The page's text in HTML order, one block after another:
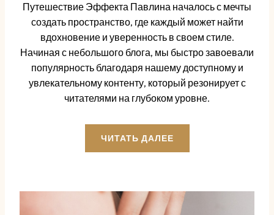
Путешествие Эффекта Павлина началось с мечты
создать пространство, где каждый может найти
вдохновение и уверенность в своем стиле.
Начиная с небольшого блога, мы быстро завоевали
популярность благодаря нашему доступному и
увлекательному контенту, который резонирует с
читателями на глубоком уровне.
ЧИТАТЬ ДАЛЕЕ